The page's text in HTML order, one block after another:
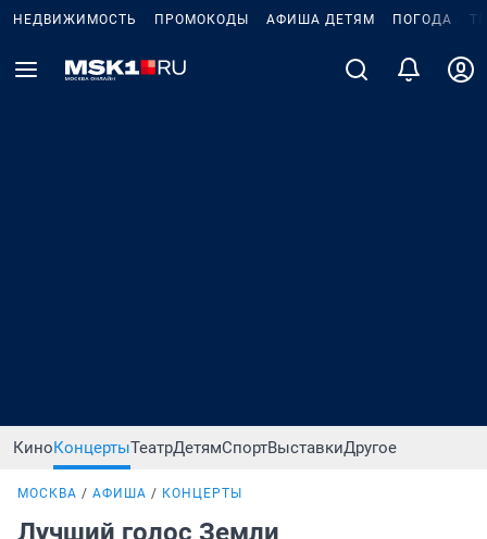
НЕДВИЖИМОСТЬ ПРОМОКОДЫ АФИША ДЕТЯМ ПОГОДА
КиноКонцертыТеатрДетямСпортВыставкиДругое
МОСКВА АФИША КОНЦЕРТЫ
Лучший голос Земли